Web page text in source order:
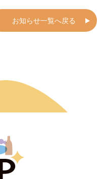
お知らせ一覧へ戻る